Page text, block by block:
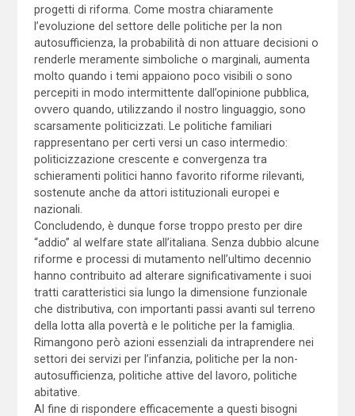
progetti di riforma. Come mostra chiaramente
l’evoluzione del settore delle politiche per la non
autosufficienza, la probabilità di non attuare decisioni o
renderle meramente simboliche o marginali, aumenta
molto quando i temi appaiono poco visibili o sono
percepiti in modo intermittente dall’opinione pubblica,
ovvero quando, utilizzando il nostro linguaggio, sono
scarsamente politicizzati. Le politiche familiari
rappresentano per certi versi un caso intermedio:
politicizzazione crescente e convergenza tra
schieramenti politici hanno favorito riforme rilevanti,
sostenute anche da attori istituzionali europei e
nazionali.
Concludendo, è dunque forse troppo presto per dire
“addio” al welfare state all’italiana. Senza dubbio alcune
riforme e processi di mutamento nell’ultimo decennio
hanno contribuito ad alterare significativamente i suoi
tratti caratteristici sia lungo la dimensione funzionale
che distributiva, con importanti passi avanti sul terreno
della lotta alla povertà e le politiche per la famiglia.
Rimangono però azioni essenziali da intraprendere nei
settori dei servizi per l’infanzia, politiche per la non-
autosufficienza, politiche attive del lavoro, politiche
abitative.
Al fine di rispondere efficacemente a questi bisogni